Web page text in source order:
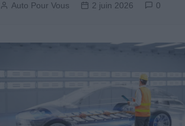
Auto Pour Vous 2 juin 2026 0